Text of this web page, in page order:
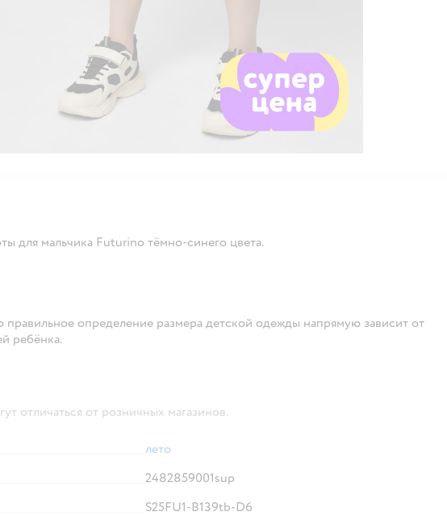
для мальчика Futurino тёмно-синего цвета.
определение размера детской одежды напрямую зависит от
ребёнка.
отличаться от розничных магазинов.
лето
2482859001sup
S25FU1-B139tb-D6